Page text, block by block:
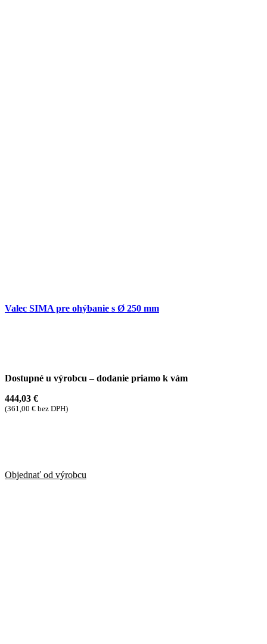
Valec SIMA pre ohýbanie s Ø 250 mm
Dostupné u výrobcu – dodanie priamo k vám
444,03 €
(361,00 € bez DPH)
Objednať od výrobcu